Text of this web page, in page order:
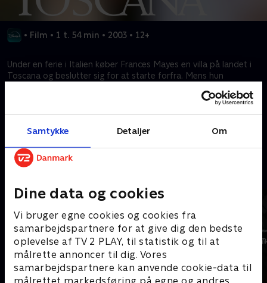
Samtykke Detaljer Om
Dine data og cookies
Vi bruger egne cookies og cookies fra
samarbejdspartnere for at give dig den bedste
oplevelse af TV 2 PLAY, til statistik og til at
målrette annoncer til dig. Vores
samarbejdspartnere kan anvende cookie-data til
• Film • 1 t. 54 min • 2003 • 12+
Under en ferie i Italien køber Frances Mayes en villa på landet i
Toscana og beslutter sig for at starte forfra. Mens hun
tilværelse yderligere af mødet med en flot mand fra byen.
Kræver tilkøb